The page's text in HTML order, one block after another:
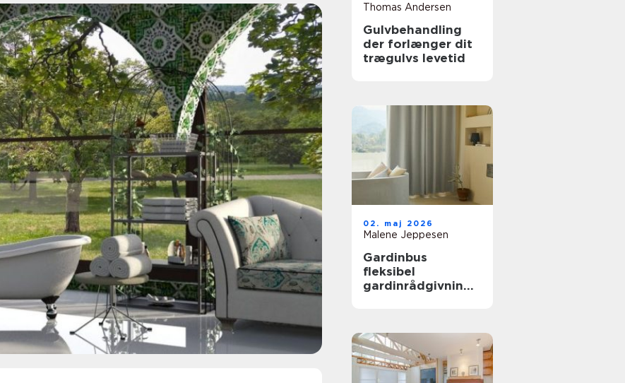
Thomas Andersen
Gulvbehandling
der forlænger dit
trægulvs levetid
02. maj 2026
Malene Jeppesen
Gardinbus
fleksibel
gardinrådgivning